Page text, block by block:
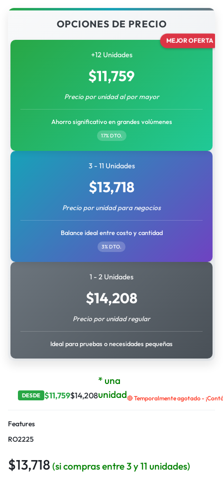
OPCIONES DE PRECIO
MEJOR OFERTA
+12 Unidades
$11,759
Precio por unidad al por mayor
Ahorro significativo en grandes volúmenes
17% DTO.
3 - 11 Unidades
$13,718
Precio por unidad para negocios
Balance ideal entre costo y cantidad
3% DTO.
1 - 2 Unidades
$14,208
Precio por unidad regular
Ideal para pruebas o necesidades pequeñas
DESDE $11,759$14,208
* una
unidad🔴 Temporalmente agotado -
Features
RO2225
$13,718 (si compras entre 3 y 11 unidades)